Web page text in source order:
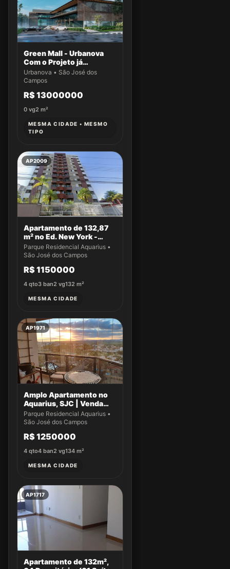
Green Mall - Urbanova
Com o Projeto já
aprovado
Urbanova • São José dos
Campos
R$ 13000000
0 vg2 m²
MESMA CIDADE • MESMO
TIPO
AP2009
Apartamento de 132,87
m² no Ed. New York -
Apto 14
Parque Residencial Aquarius •
São José dos Campos
R$ 1150000
4 qto3 ban2 vg132 m²
MESMA CIDADE
AP1971
Amplo Apartamento no
Aquarius, SJC | Venda
Exclusiva!
Parque Residencial Aquarius •
São José dos Campos
R$ 1250000
4 qto4 ban2 vg134 m²
MESMA CIDADE
AP1717
Apartamento de 132m²,